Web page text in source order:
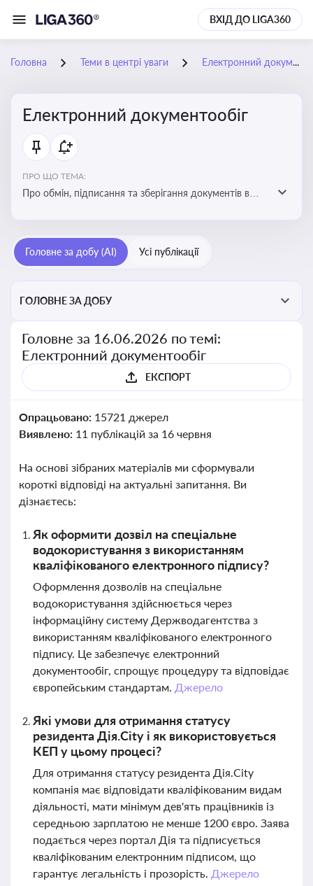
ВХІД ДО LIGA360
Головна Теми в центрі уваги Електронний документообіг
Електронний документообіг
ПРО ЩО ТЕМА:
Про обмін, підписання та зберігання документів в
Головне за добу (AI) Усі публікації
ГОЛОВНЕ ЗА ДОБУ
Головне за 16.06.2026 по темі:
Електронний документообіг
ЕКСПОРТ
Опрацьовано: 15721 джерел
Виявлено: 11 публікацій за 16 червня
На основі зібраних матеріалів ми сформували
короткі відповіді на актуальні запитання. Ви
дізнаєтесь:
Як оформити дозвіл на спеціальне
водокористування з використанням
кваліфікованого електронного підпису?
Оформлення дозволів на спеціальне
водокористування здійснюється через
інформаційну систему Держводагентства з
використанням кваліфікованого електронного
підпису. Це забезпечує електронний
документообіг, спрощує процедуру та відповідає
європейським стандартам. Джерело
Які умови для отримання статусу
резидента Дія.City і як використовується
КЕП у цьому процесі?
Для отримання статусу резидента Дія.City
компанія має відповідати кваліфікованим видам
діяльності, мати мінімум дев'ять працівників із
середньою зарплатою не менше 1200 євро. Заява
подається через портал Дія та підписується
кваліфікованим електронним підписом, що
гарантує легальність і прозорість. Джерело